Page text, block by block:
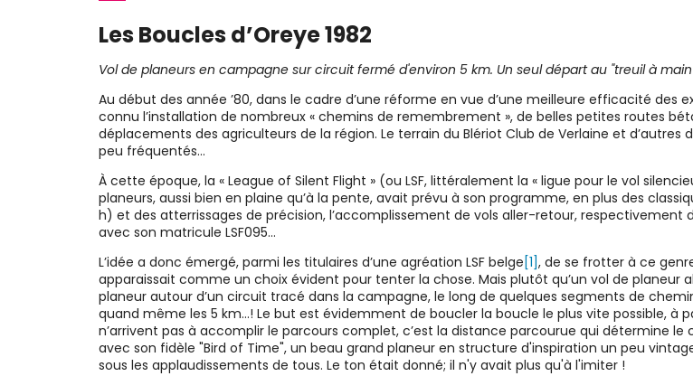
Les Boucles d’Oreye 1982
Vol de planeurs en campagne sur circuit fermé d'environ 5 km. Un seul départ au "treuil à
Au début des année ’80, dans le cadre d’une réforme en vue d’une meilleure efficacité des
connu l’installation de nombreux « chemins de remembrement », de belles petites routes
déplacements des agriculteurs de la région. Le terrain du Blériot Club de Verlaine et
peu fréquentés…
À cette époque, la « League of Silent Flight » (ou LSF, littéralement la « ligue pour le vol
planeurs, aussi bien en plaine qu’à la pente, avait prévu à son programme, en plus des
h) et des atterrissages de précision, l’accomplissement de vols aller-retour, respectivement
avec son matricule LSF095...
L’idée a donc émergé, parmi les titulaires d’une agréation LSF belge [1], de se frotter à ce
apparaissait comme un choix évident pour tenter la chose. Mais plutôt qu’un vol de planeur
planeur autour d’un circuit tracé dans la campagne, le long de quelques segments de
quand même les 5 km...! Le but est évidemment de boucler la boucle le plus vite possible, à
n’arrivent pas à accomplir le parcours complet, c’est la distance parcourue qui détermine
avec son fidèle "Bird of Time", un beau grand planeur en structure d'inspiration un peu
sous les applaudissements de tous. Le ton était donné; il n'y avait plus qu'à l'imiter !